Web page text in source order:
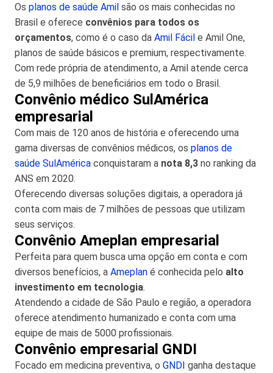
Os planos de saúde Amil são os mais conhecidas no
Brasil e oferece convênios para todos os
orçamentos, como é o caso da Amil Fácil e Amil One,
planos de saúde básicos e premium, respectivamente.
Com rede própria de atendimento, a Amil atende cerca
de 5,9 milhões de beneficiários em todo o Brasil.
Convênio médico SulAmérica
empresarial
Com mais de 120 anos de história e oferecendo uma
gama diversas de convênios médicos, os planos de
saúde SulAmérica conquistaram a nota 8,3 no ranking da
ANS em 2020.
Oferecendo diversas soluções digitais, a operadora já
conta com mais de 7 milhões de pessoas que utilizam
seus serviços.
Convênio Ameplan empresarial
Perfeita para quem busca uma opção em conta e com
diversos benefícios, a Ameplan é conhecida pelo alto
investimento em tecnologia.
Atendendo a cidade de São Paulo e região, a operadora
oferece atendimento humanizado e conta com uma
equipe de mais de 5000 profissionais.
Convênio empresarial GNDI
Focado em medicina preventiva, o GNDI ganha destaque